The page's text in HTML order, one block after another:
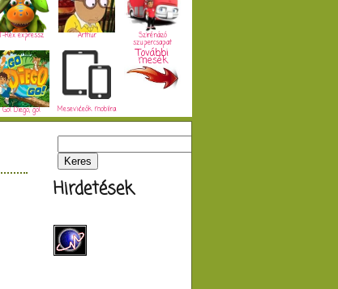
Rex expressz Arthur Szirénázó
szupercsapat
Go! Diego, go! Mesevideók mobilra
További
mesék
Hirdetések